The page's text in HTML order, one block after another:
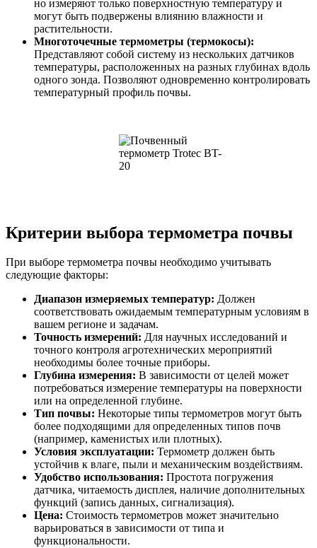
но измеряют только поверхностную температуру и
могут быть подвержены влиянию влажности и
растительности.
Многоточечные термометры (термокосы):
Представляют собой систему из нескольких датчиков
температуры, расположенных на разных глубинах вдоль
одного зонда. Позволяют одновременно контролировать
температурный профиль почвы.
Критерии выбора термометра почвы
При выборе термометра почвы необходимо учитывать
следующие факторы:
Диапазон измеряемых температур: Должен
соответствовать ожидаемым температурным условиям в
вашем регионе и задачам.
Точность измерений: Для научных исследований и
точного контроля агротехнических мероприятий
необходимы более точные приборы.
Глубина измерения: В зависимости от целей может
потребоваться измерение температуры на поверхности
или на определенной глубине.
Тип почвы: Некоторые типы термометров могут быть
более подходящими для определенных типов почв
(например, каменистых или плотных).
Условия эксплуатации: Термометр должен быть
устойчив к влаге, пыли и механическим воздействиям.
Удобство использования: Простота погружения
датчика, читаемость дисплея, наличие дополнительных
функций (запись данных, сигнализация).
Цена: Стоимость термометров может значительно
варьироваться в зависимости от типа и
функциональности.